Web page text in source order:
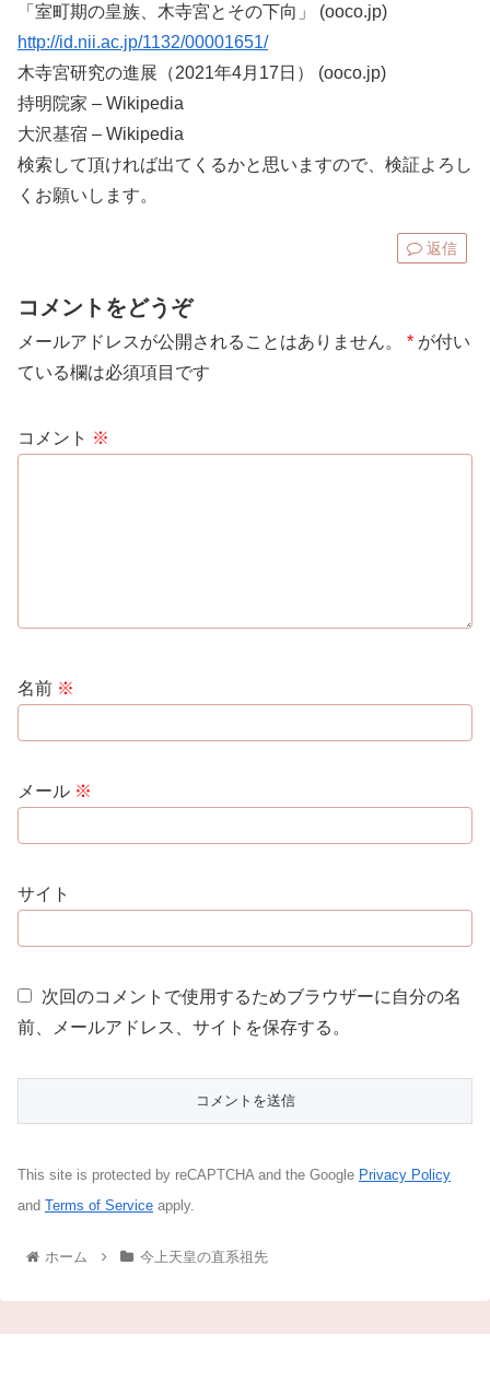
「室町期の皇族、木寺宮とその下向」 (ooco.jp)
http://id.nii.ac.jp/1132/00001651/
木寺宮研究の進展（2021年4月17日） (ooco.jp)
持明院家 – Wikipedia
大沢基宿 – Wikipedia
検索して頂ければ出てくるかと思いますので、検証よろし
くお願いします。
返信
コメントをどうぞ
メールアドレスが公開されることはありません。 * が付い
ている欄は必須項目です
コメント ※
名前 ※
メール ※
サイト
次回のコメントで使用するためブラウザーに自分の名
前、メールアドレス、サイトを保存する。
This site is protected by reCAPTCHA and the Google Privacy Policy
and Terms of Service apply.
ホーム 今上天皇の直系祖先